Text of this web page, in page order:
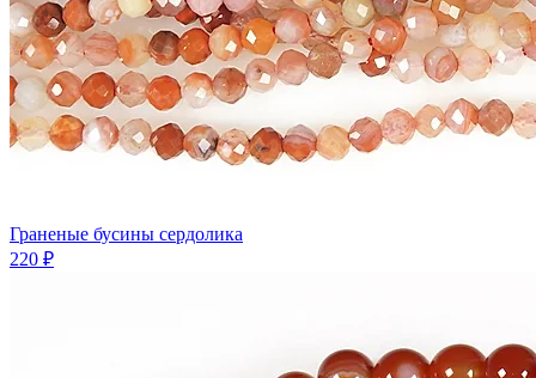
Граненые бусины сердолика
220 ₽